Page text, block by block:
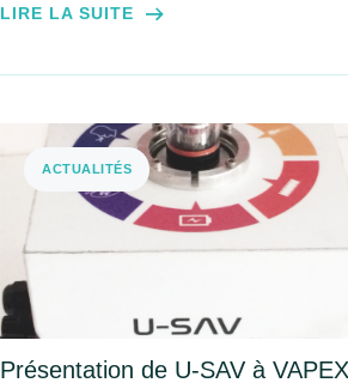
LIRE LA SUITE
ACTUALITÉS
Présentation de U-SAV à